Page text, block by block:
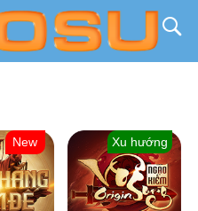
New Xu hướng